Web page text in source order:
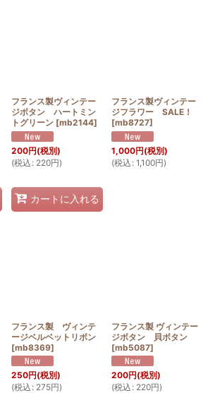
フランス製ヴィンテー
ジボタン ハートミン
トグリーン [mb2144]
200円(税別)
(税込 : 220円)
カートに入れる
フランス製ヴィンテー
ジフラワー SALE！
[mb8727]
1,000円(税別)
(税込 : 1,100円)
フランス製 ヴィンテ
ージベルベットリボン
[mb8369]
250円(税別)
(税込 : 275円)
フランス製 ヴィンテー
ジボタン 貝ボタン
[mb5087]
200円(税別)
(税込 : 220円)